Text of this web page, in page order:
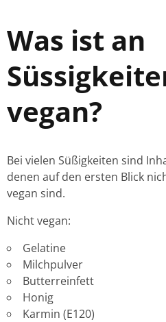
Was ist an
vegan?
Bei vielen Süßigkeiten sind
denen auf den ersten Blick
vegan sind.
Nicht vegan:
Gelatine
Milchpulver
Butterreinfett
Honig
Karmin (E120)